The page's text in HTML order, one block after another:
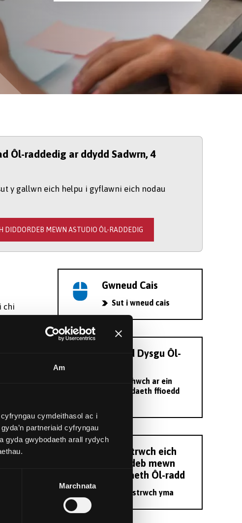
Am
cymdeithasol ac i
partneriaid cyfryngau
gyda gwybodaeth arall rydych
Marchnata
Ôl-raddedig ar ddydd Sadwrn, 4
y gallwn eich helpu i gyflawni eich nodau
DIDDORDEB MEWN ASTUDIO ÔL-RADDEDIG
chi
a'r
Gwneud Cais
Sut i wneud cais
Ffioedd Dysgu Ôl-
Edrychwch ar ein
wybodaeth ffioedd
Cofrestrwch eich
diddordeb mewn
astudiaeth Ôl-radd
Cofrestrwch yma